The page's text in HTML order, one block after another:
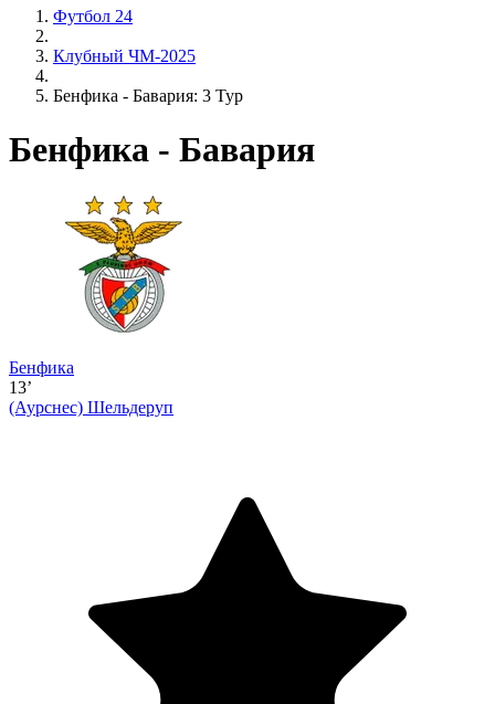
Футбол 24
Клубный ЧМ-2025
Бенфика - Бавария: 3 Тур
Бенфика - Бавария
Бенфика
13’
(Аурснес) Шельдеруп